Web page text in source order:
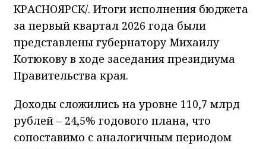
КРАСНОЯРСК/. Итоги исполнения бюджета
за первый квартал 2026 года были
представлены губернатору Михаилу
Котюкову в ходе заседания президиума
Правительства края.
Доходы сложились на уровне 110,7 млрд
рублей – 24,5% годового плана, что
сопоставимо с аналогичным периодом